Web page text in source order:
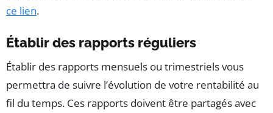
ce lien.
Établir des rapports réguliers
Établir des rapports mensuels ou trimestriels vous
permettra de suivre l’évolution de votre rentabilité au
fil du temps. Ces rapports doivent être partagés avec